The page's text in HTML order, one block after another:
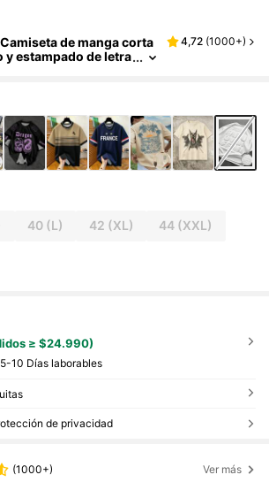
de manga corta
estampado de letra
4,72 (1000+)
40(L) 42 (XL) 44 (XXL)
≥ $24.990)
5-10 Días laborables
de privacidad
(1000+) Ver más